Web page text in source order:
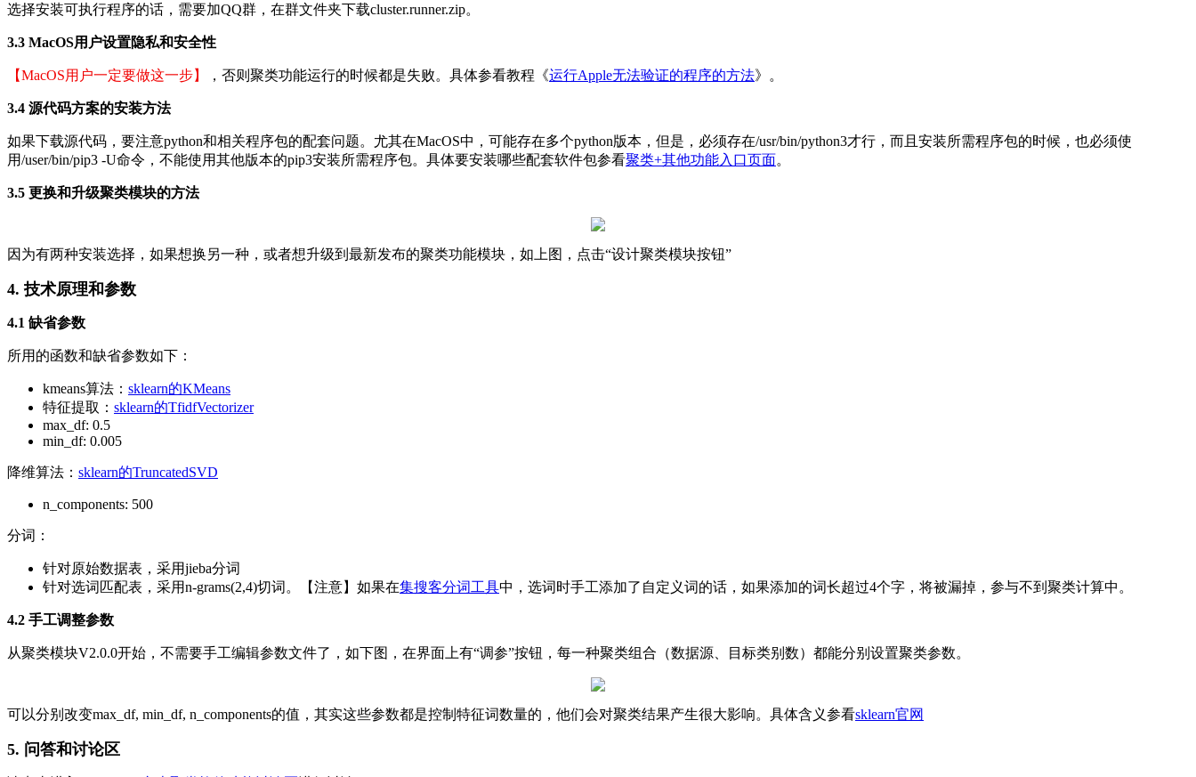
选择安装可执行程序的话，需要加QQ群，在群文件夹下载cluster.runner.zip。
3.3 MacOS用户设置隐私和安全性
【MacOS用户一定要做这一步】 ，否则聚类功能运行的时候都是失败。具体参看教程《运行Apple无法验证的程序的方法》。
3.4 源代码方案的安装方法
如果下载源代码，要注意python和相关程序包的配套问题。尤其在MacOS中，可能存在多个python版本，但是，必须存在/usr/bin/python3才行，而且安装所需程序包的时候，也必须使
用/user/bin/pip3 -U命令，不能使用其他版本的pip3安装所需程序包。具体要安装哪些配套软件包参看聚类+其他功能入口页面。
3.5 更换和升级聚类模块的方法
因为有两种安装选择，如果想换另一种，或者想升级到最新发布的聚类功能模块，如上图，点击“设计聚类模块按钮”
4. 技术原理和参数
4.1 缺省参数
所用的函数和缺省参数如下：
kmeans算法： sklearn的KMeans
特征提取： sklearn的TfidfVectorizer
max_df: 0.5
min_df: 0.005
降维算法： sklearn的TruncatedSVD
n_components: 500
分词：
针对原始数据表，采用jieba分词
针对选词匹配表，采用n-grams(2,4)切词。【注意】如果在集搜客分词工具中，选词时手工添加了自定义词的话，如果添加的词长超过4个字，将被漏掉，参与不到聚类计算中。
4.2 手工调整参数
从聚类模块V2.0.0开始，不需要手工编辑参数文件了，如下图，在界面上有“调参”按钮，每一种聚类组合（数据源、目标类别数）都能分别设置聚类参数。
可以分别改变max_df, min_df, n_components的值，其实这些参数都是控制特征词数量的，他们会对聚类结果产生很大影响。具体含义参看sklearn官网
5. 问答和讨论区